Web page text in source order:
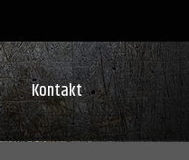
Kontakt